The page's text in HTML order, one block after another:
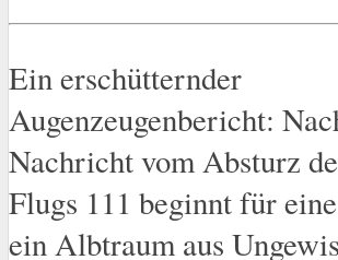
Ein erschütternder
Augenzeugenbericht:
Nachricht vom Absturz
Flugs 111 beginnt für
ein Albtraum aus